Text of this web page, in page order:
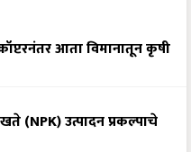
आता विमानातून कृषी
खते (NPK) उत्पादन प्रकल्पाचे